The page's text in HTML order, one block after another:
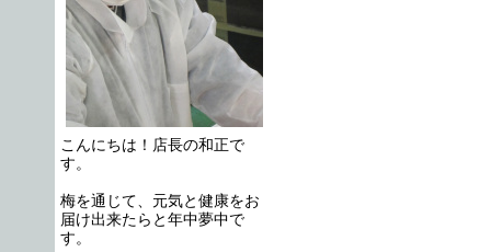
こんにちは！店長の和正で
す。
梅を通じて、元気と健康をお
届け出来たらと年中夢中で
す。